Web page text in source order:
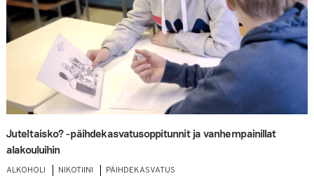
Juteltaisko? -päihdekasvatusoppitunnit ja vanhempainillat
alakouluihin
ALKOHOLI NIKOTIINI PÄIHDEKASVATUS